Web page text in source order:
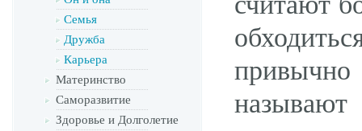
Семья
Дружба
Карьера
Материнство
Саморазвитие
Здоровье и Долголетие